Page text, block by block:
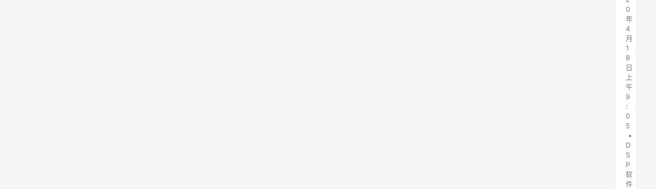
0
年
4
月
1
8
日
上
午
9
:
0
5
•
D
S
P
软
件